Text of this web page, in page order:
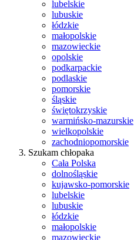
lubelskie
lubuskie
łódzkie
małopolskie
mazowieckie
opolskie
podkarpackie
podlaskie
pomorskie
śląskie
świętokrzyskie
warmińsko-mazurskie
wielkopolskie
zachodniopomorskie
Szukam chłopaka
Cała Polska
dolnośląskie
kujawsko-pomorskie
lubelskie
lubuskie
łódzkie
małopolskie
mazowieckie